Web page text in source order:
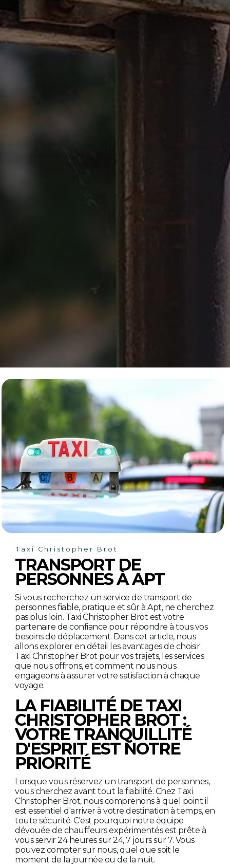
Taxi Christopher Brot
TRANSPORT DE
PERSONNES À APT
Si vous recherchez un service de transport de
personnes fiable, pratique et sûr à Apt, ne cherchez
pas plus loin. Taxi Christopher Brot est votre
partenaire de confiance pour répondre à tous vos
besoins de déplacement. Dans cet article, nous
allons explorer en détail les avantages de choisir
Taxi Christopher Brot pour vos trajets, les services
que nous offrons, et comment nous nous
engageons à assurer votre satisfaction à chaque
voyage.
LA FIABILITÉ DE TAXI
CHRISTOPHER BROT :
VOTRE TRANQUILLITÉ
D'ESPRIT EST NOTRE
PRIORITÉ
Lorsque vous réservez un transport de personnes,
vous cherchez avant tout la fiabilité. Chez Taxi
Christopher Brot, nous comprenons à quel point il
est essentiel d'arriver à votre destination à temps, en
toute sécurité. C'est pourquoi notre équipe
dévouée de chauffeurs expérimentés est prête à
vous servir 24 heures sur 24, 7 jours sur 7. Vous
pouvez compter sur nous, quel que soit le
moment de la journée ou de la nuit.